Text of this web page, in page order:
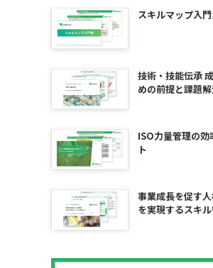
スキルマップ入
技術・技能伝承
めの前提と課題
ISO力量管理の効
ト
事業成長を促す
を実現するスキ